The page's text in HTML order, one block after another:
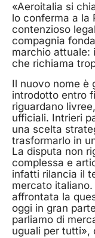
«Aeroitalia si
lo conferma a la
contenzioso
compagnia
marchio attuale:
che richiama
Il nuovo nome è
introdotto entro
riguardano
ufficiali. Intrieri
una scelta
trasformarlo in
La disputa non
complessa e
infatti rilancia il
mercato
affrontata la
oggi in gran
parliamo di
uguali per tutti»,